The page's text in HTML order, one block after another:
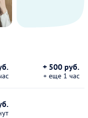
+ 500 руб.
+ еще 1 час